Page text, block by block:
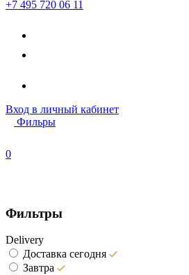
+7 495 720 06 11
Вход в личный кабинет
Фильры
0
Фильтры
Delivery
Доставка сегодня
Завтра